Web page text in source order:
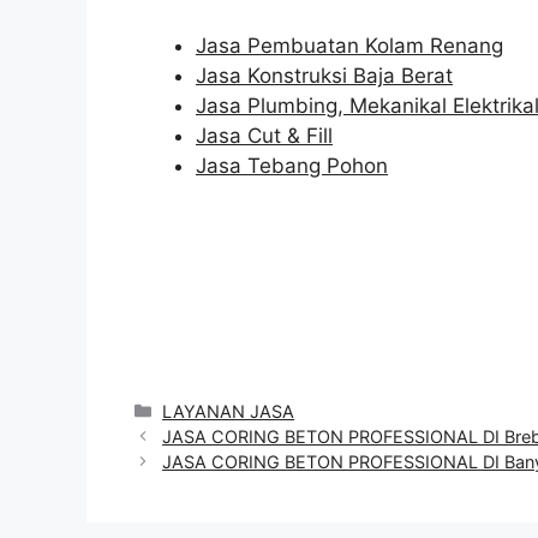
Jasa Pembuatan Kolam Renang
Jasa Konstruksi Baja Berat
Jasa Plumbing, Mekanikal Elektrikal
Jasa Cut & Fill
Jasa Tebang Pohon
Categories
LAYANAN JASA
JASA CORING BETON PROFESSIONAL DI
JASA CORING BETON PROFESSIONAL DI